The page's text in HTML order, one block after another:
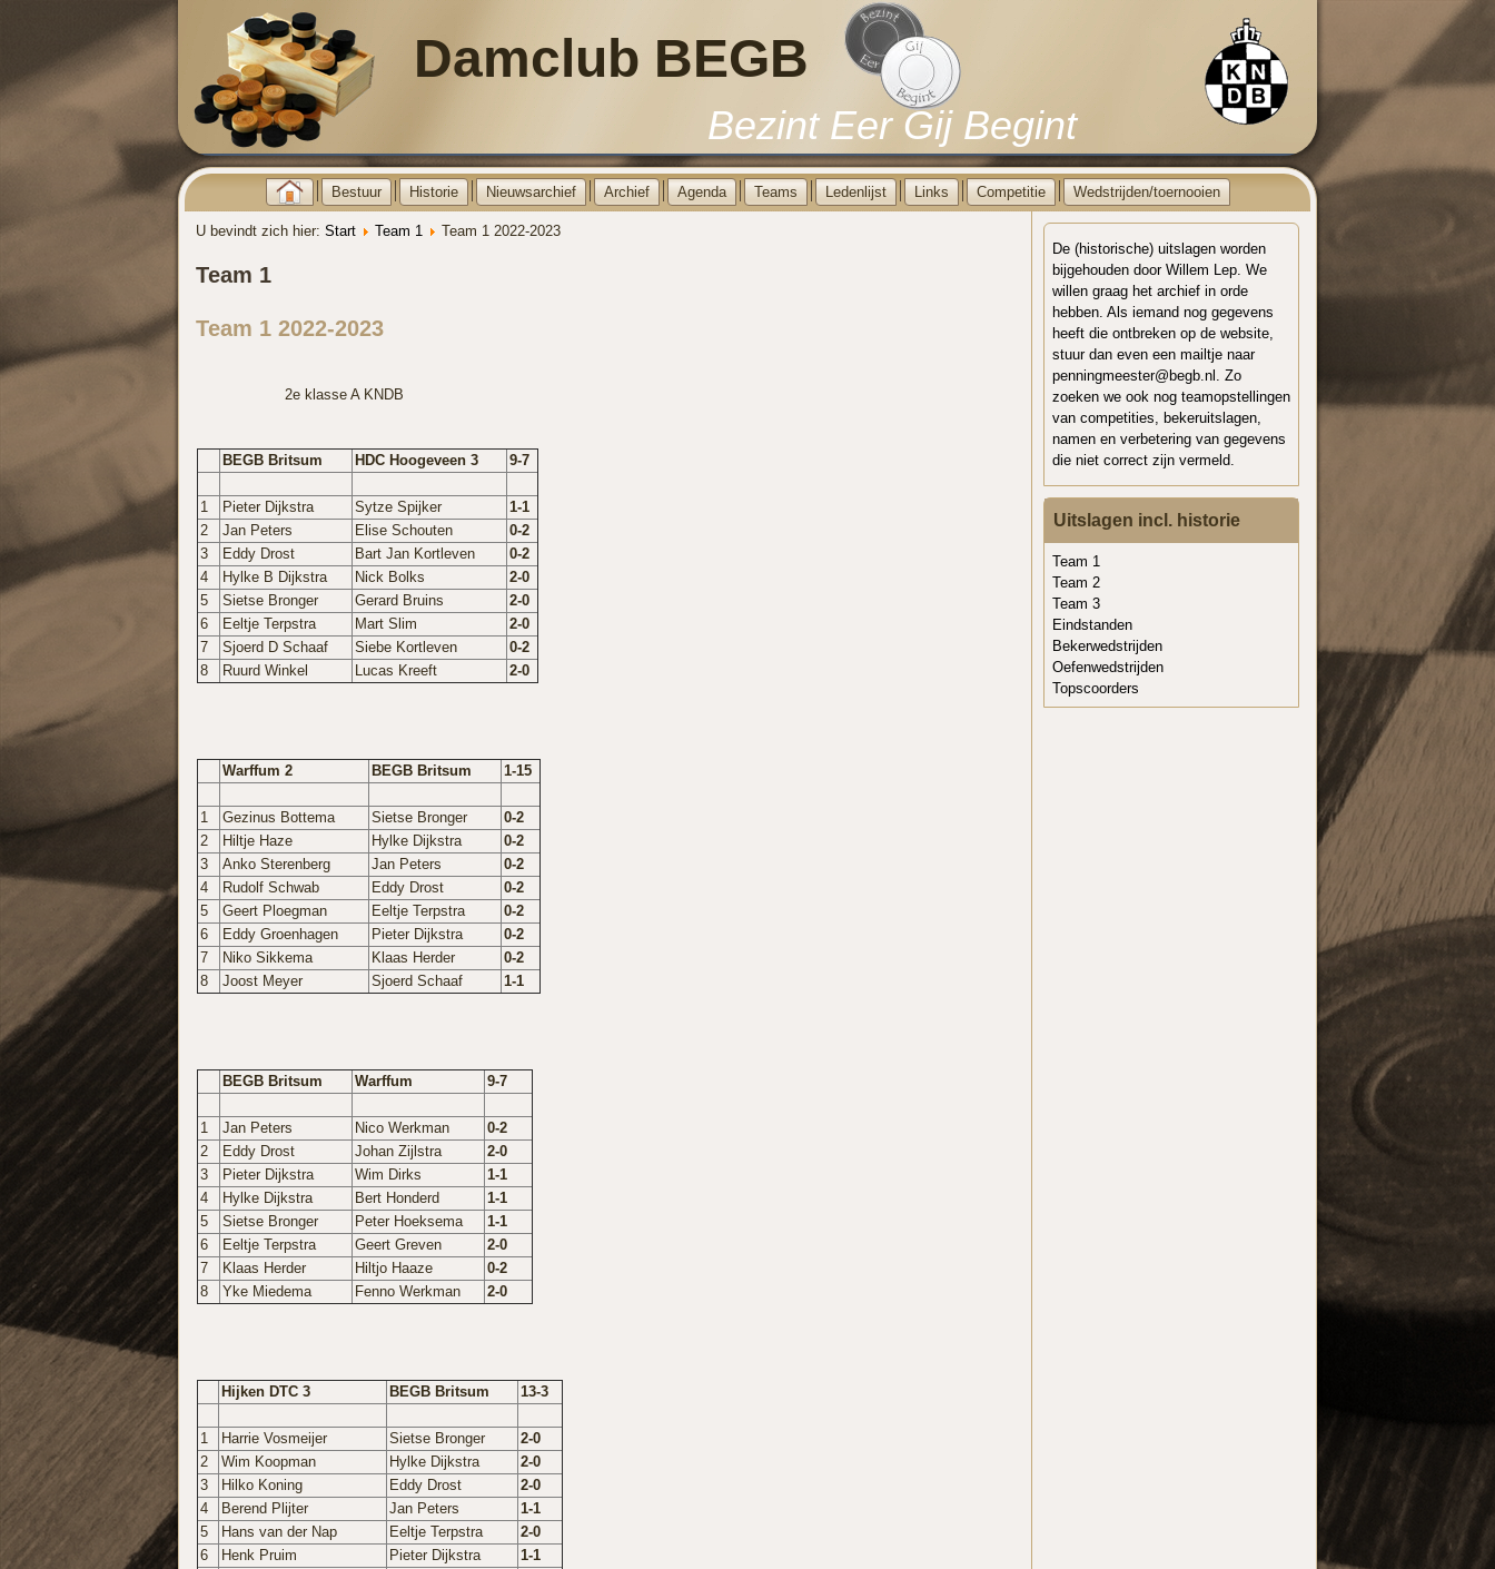
Bezint Eer Gij Begint
Damclub BEGB
Bestuur Historie Nieuwsarchief Archief Agenda Teams Ledenlijst Links Competitie Wedstrijden/toernooien
U bevindt zich hier: Start Team 1 Team 1 2022-2023
Team 1
Team 1 2022-2023
2e klasse A KNDB
BEGB Britsum HDC Hoogeveen 3 9-7
1 Pieter Dijkstra Sytze Spijker
1-1
2
Jan Peters Elise Schouten
0-2
3
Eddy Drost Bart Jan Kortleven
0-2
4
Hylke B Dijkstra Nick Bolks
2-0
5
Sietse Bronger Gerard Bruins
2-0
6
Eeltje Terpstra Mart Slim
2-0
7
Sjoerd D Schaaf Siebe Kortleven
0-2
8
Ruurd Winkel Lucas Kreeft 2-0
Warffum 2 BEGB Britsum 1-15
1 Gezinus Bottema Sietse Bronger
0-2
2
Hiltje Haze Hylke Dijkstra
0-2
3
Anko Sterenberg Jan Peters
0-2
4
Rudolf Schwab Eddy Drost
0-2
5
Geert Ploegman Eeltje Terpstra
0-2
6
Eddy Groenhagen Pieter Dijkstra
0-2
7
Niko Sikkema Klaas Herder
0-2
8
Joost Meyer Sjoerd Schaaf 1-1
BEGB Britsum Warffum 9-7
1 Jan Peters Nico Werkman
0-2
2
Eddy Drost Johan Zijlstra
2-0
3
Pieter Dijkstra Wim Dirks
1-1
4
Hylke Dijkstra Bert Honderd
1-1
5
Sietse Bronger Peter Hoeksema
1-1
6
Eeltje Terpstra Geert Greven
2-0
7
Klaas Herder Hiltjo Haaze
0-2
8
Yke Miedema Fenno Werkman 2-0
Hijken DTC 3 BEGB Britsum 13-3
1 Harrie Vosmeijer Sietse Bronger
2-0
2
Wim Koopman Hylke Dijkstra
2-0
3
Hilko Koning Eddy Drost
2-0
4
Berend Plijter Jan Peters
1-1
5
Hans van der Nap Eeltje Terpstra
2-0
6
Henk Pruim Pieter Dijkstra
1-1
De (historische) uitslagen worden
bijgehouden door Willem Lep. We
willen graag het archief in orde
hebben. Als iemand nog gegevens
heeft die ontbreken op de website,
stuur dan even een mailtje naar
penningmeester@begb.nl. Zo
zoeken we ook nog teamopstellingen
van competities, bekeruitslagen,
namen en verbetering van gegevens
die niet correct zijn vermeld.
Uitslagen incl. historie
Team 1
Team 2
Team 3
Eindstanden
Bekerwedstrijden
Oefenwedstrijden
Topscoorders